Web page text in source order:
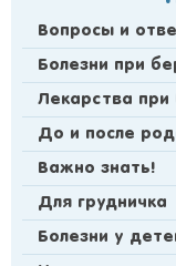
Вопросы и
Болезни при
Лекарства
До и после
Важно знать!
Для грудничка
Болезни у